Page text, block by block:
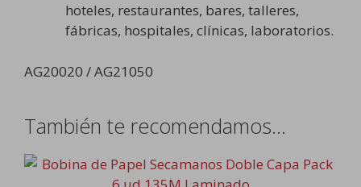
hoteles, restaurantes, bares, talleres,
fábricas, hospitales, clínicas, laboratorios.
AG20020 / AG21050
También te recomendamos…